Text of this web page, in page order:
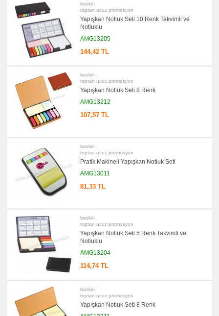
baskılı
toptan ucuz promosyon
Yapışkan Notluk Seti 10 Renk Takvimli ve
Notluklu
AMG13205
144,42 TL
baskılı
toptan ucuz promosyon
Yapışkan Notluk Seti 8 Renk
AMG13212
107,57 TL
baskılı
toptan ucuz promosyon
Pratik Makineli Yapışkan Notluk Seti
AMG13011
81,33 TL
baskılı
toptan ucuz promosyon
Yapışkan Notluk Seti 5 Renk Takvimli ve
Notluklu
AMG13204
114,74 TL
baskılı
toptan ucuz promosyon
Yapışkan Notluk Seti 8 Renk
Kalem
Seti
promosyon
Kalemlik
promosyon
Kartvizitlik
promosyon
Takvim
Bloknot
promosyon
Bardak
Altlığı
promosyon
Evrak
Çantası
&
Sekreter
Bloknot
promosyon
&
Sümen
Takımı
promosyon
Bilgisayar
Aksesuarları
promosyon